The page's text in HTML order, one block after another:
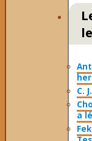
C.
a